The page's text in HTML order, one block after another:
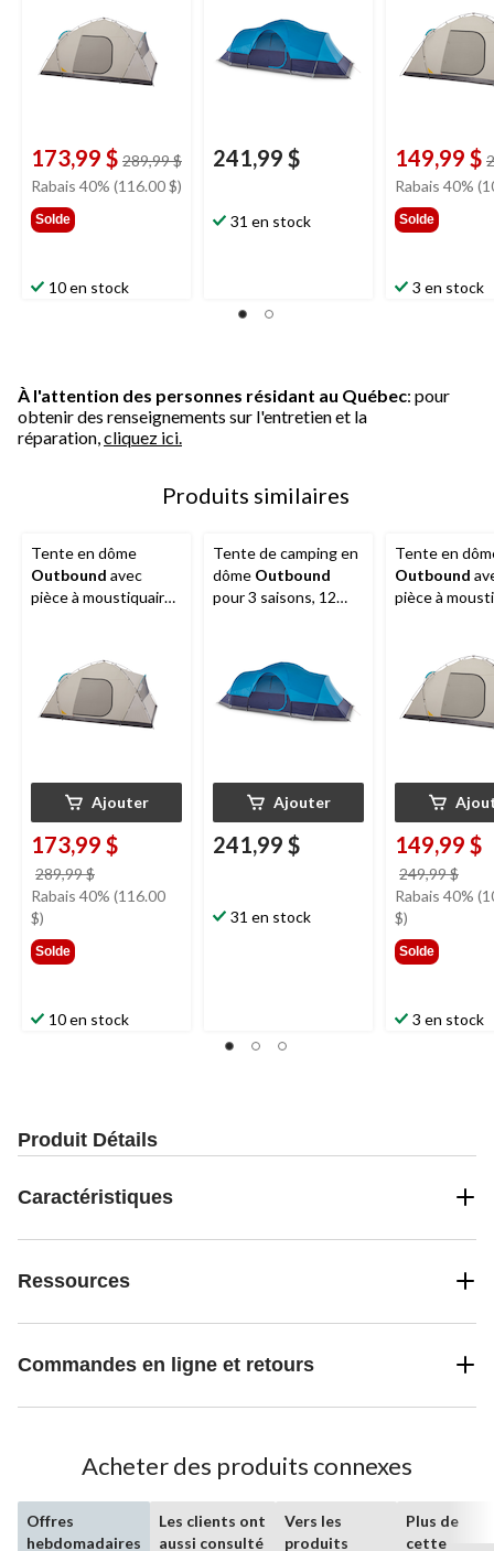
173,99 $ 289,99 $prix
Rabais 40% (116.00 $)
Solde
10 en stock
de transport
241,99 $
31 en stock
149,99 $
Rabais 40%
Solde
3 en stock
À l'attention des personnes résidant au Québec: pour
obtenir des renseignements sur l'entretien et la
réparation, cliquez ici.
Produits similaires
Tente en dôme
Outbound avec
pièce à moustiquaire,
Ajouter
173,99 $
289,99 $
était
Rabais 40% (116.00
$)
Solde
10 en stock
Tente de camping en
dôme Outbound
pour 3 saisons, 12
de transport
Ajouter
241,99 $
31 en stock
Tente en
Outbound
pièce à
149,99 $
249,99 $
était
Rabais 40%
$)
Solde
3 en stock
Produit Détails
Caractéristiques
Ressources
Commandes en ligne et retours
Acheter des produits connexes
Offres
hebdomadaires
Les clients ont
aussi consulté
Vers les
produits
Plus de
cette